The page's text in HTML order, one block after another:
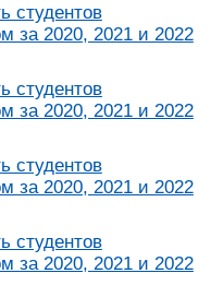
студентов
за 2020, 2021 и 2022
студентов
за 2020, 2021 и 2022
студентов
за 2020, 2021 и 2022
студентов
за 2020, 2021 и 2022